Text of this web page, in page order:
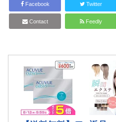
Facebook Twitter
Contact Feedly